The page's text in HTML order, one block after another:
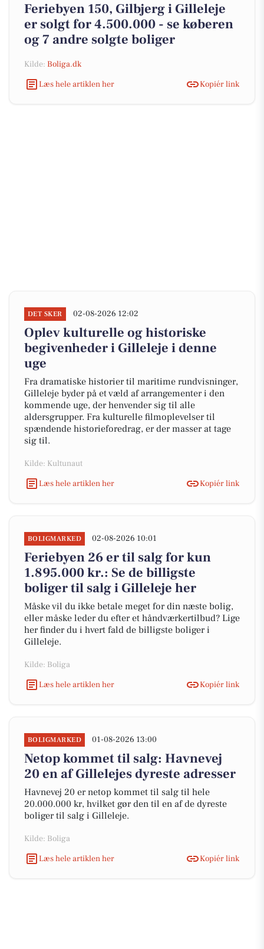
Feriebyen 150, Gilbjerg i Gilleleje
er solgt for 4.500.000 - se køberen
og 7 andre solgte boliger
Kilde: Boliga.dk
Læs hele artiklen her
Kopiér link
DET SKER 02-08-2026 12:02
Oplev kulturelle og historiske
begivenheder i Gilleleje i denne
uge
Fra dramatiske historier til maritime rundvisninger,
Gilleleje byder på et væld af arrangementer i den
kommende uge, der henvender sig til alle
aldersgrupper. Fra kulturelle filmoplevelser til
spændende historieforedrag, er der masser at tage
sig til.
Kilde: Kultunaut
Læs hele artiklen her
Kopiér link
BOLIGMARKED 02-08-2026 10:01
Feriebyen 26 er til salg for kun
1.895.000 kr.: Se de billigste
boliger til salg i Gilleleje her
Måske vil du ikke betale meget for din næste bolig,
eller måske leder du efter et håndværkertilbud? Lige
her finder du i hvert fald de billigste boliger i
Gilleleje.
Kilde: Boliga
Læs hele artiklen her
Kopiér link
BOLIGMARKED 01-08-2026 13:00
Netop kommet til salg: Havnevej
20 en af Gillelejes dyreste adresser
Havnevej 20 er netop kommet til salg til hele
20.000.000 kr, hvilket gør den til en af de dyreste
boliger til salg i Gilleleje.
Kilde: Boliga
Læs hele artiklen her
Kopiér link